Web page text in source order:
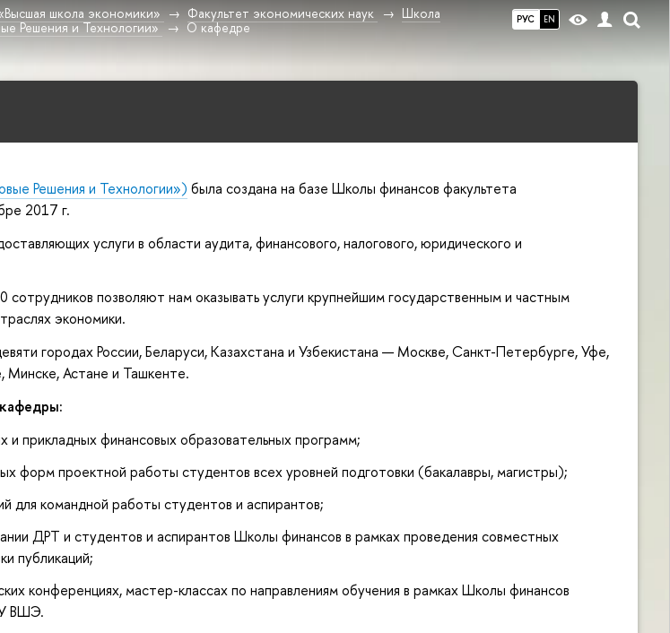
РУС EN
школа экономики» Факультет экономических наук
Школа
Решения и Технологии» О кафедре
Решения и Технологии») была создана на базе Школы финансов факультета
2017 г.
услуги в области аудита, финансового, налогового, юридического и
позволяют нам оказывать услуги крупнейшим государственным и частным
экономики.
городах России, Беларуси, Казахстана и Узбекистана — Москве, Санкт-Петербурге, Уфе,
Минске, Астане и Ташкенте.
и прикладных финансовых образовательных программ;
форм проектной работы студентов всех уровней подготовки (бакалавры, магистры);
для командной работы студентов и аспирантов;
ДРТ и студентов и аспирантов Школы финансов в рамках проведения совместных
публикаций;
конференциях, мастер-классах по направлениям обучения в рамках Школы финансов
ВШЭ.